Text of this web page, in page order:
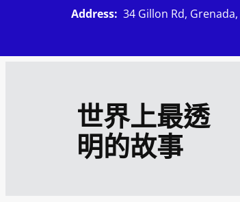
主
世界上最透
明的故事
Address: 34 Gillon Rd,